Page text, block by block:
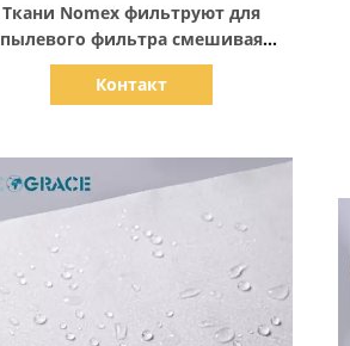
Ткани Nomex фильтруют для
пылевого фильтра смешивая
завода асфальта
Контакт